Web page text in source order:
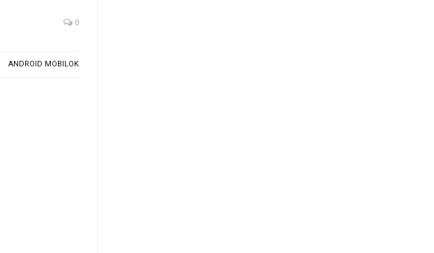
0
ANDROID MOBILOK